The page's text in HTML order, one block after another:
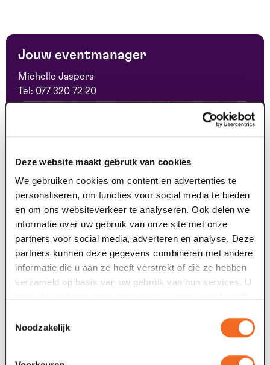
Deze website maakt gebruik van cookies
We gebruiken cookies om content en advertenties te
personaliseren, om functies voor social media te bieden
en om ons websiteverkeer te analyseren. Ook delen we
informatie over uw gebruik van onze site met onze
partners voor social media, adverteren en analyse. Deze
partners kunnen deze gegevens combineren met andere
informatie die u aan ze heeft verstrekt of die ze hebben
verzameld op basis van uw gebruik van hun services. U
Noodzakelijk
Jouw eventmanager
Michelle Jaspers
Tel: 077 320 72 20
contact opnemen